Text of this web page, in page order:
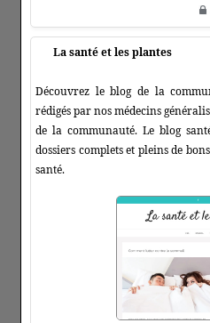
La santé et les plantes
Découvrez le blog de la
rédigés par nos médecins
de la communauté. Le blog
dossiers complets et pleins de
santé.